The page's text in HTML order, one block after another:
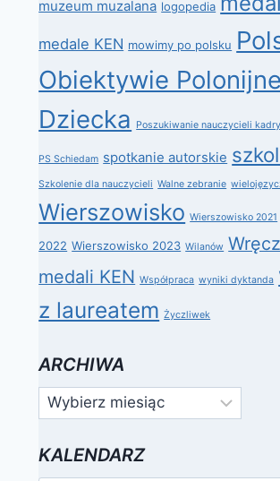
muzeum muzalana logopedia
medale KEN mowimy po polsku
Obiektywie
Dziecka
Poszukiwanie nauczycieli kadry
PS Schiedam spotkanie autorskie
Szkolenie dla nauczycieli Walne zebranie
Wierszowisko Wierszowisko 2021
2022 Wierszowisko 2023 Wilanów
medali KEN Współpraca wyniki dyktanda
z laureatem Życzliwek
ARCHIWA
Archiwa
KALENDARZ